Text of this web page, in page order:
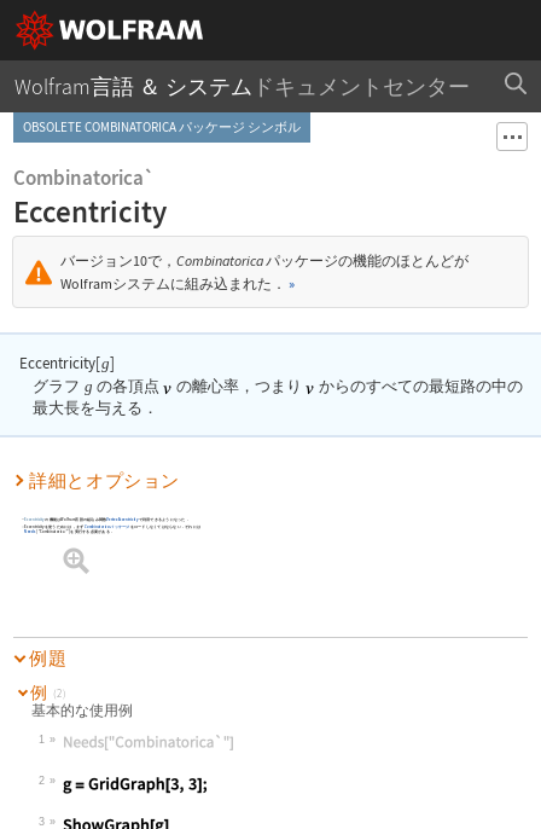
Wolfram言語 ＆ システム ドキュメントセンター
OBSOLETE COMBINATORICA パッケージ シンボル
Combinatorica`
Eccentricity
バージョン10で， Combinatoricaパッケージの機能のほとんどが
Wolframシステムに組み込まれた． »
Eccentricity[g]
グラフ g の各頂点 の離心率，つまり
からのすべての最短路の中の
最大長を与える．
詳細とオプション
Eccentricity の機能はWolfram言語の組込み関数VertexEccentricity
で利用できるようになった．
Eccentricityを使うためには，まず Combinatoricaパッケージ をロードしなくてはならない．それには
Needs [ "Combinatorica`"] を実行する必要がある．
例題
例 (2)
基本的な使用例
1
Wolfram Language code:Needs["Combinatorica`"]
2
Wolfram Language code:
3